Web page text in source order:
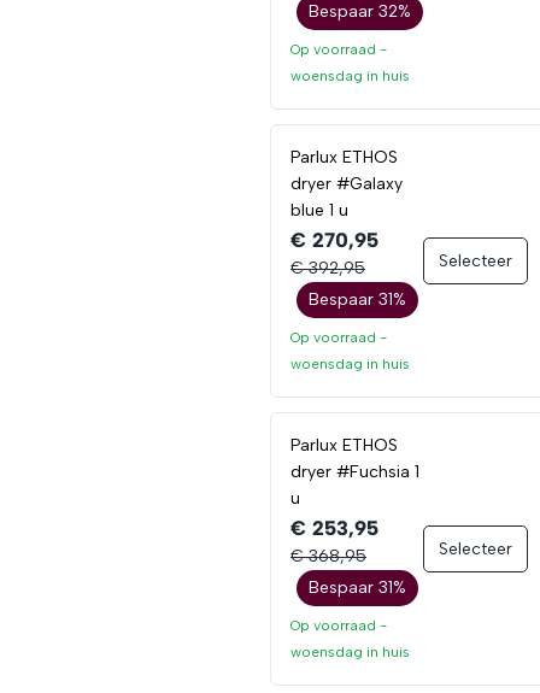
Bespaar 32%
Op voorraad -
woensdag in huis
Parlux ETHOS
dryer #Galaxy
blue 1 u
€ 270,95
€ 392,95
Bespaar 31%
Op voorraad -
woensdag in huis
Selecteer
Parlux ETHOS
dryer #Fuchsia 1
u
€ 253,95
€ 368,95
Bespaar 31%
Op voorraad -
woensdag in huis
Selecteer